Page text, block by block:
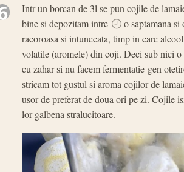
Intr-un borcan de 3l se pun cojile de
bine si depozitam intre
o saptamana
racoroasa si intunecata, timp in care
volatile (aromele) din coji. Deci sub nici
cu zahar si nu facem fermentatie gen
stricam tot gustul si aroma cojilor de
usor de preferat de doua ori pe zi. Cojile
lor galbena stralucitoare.